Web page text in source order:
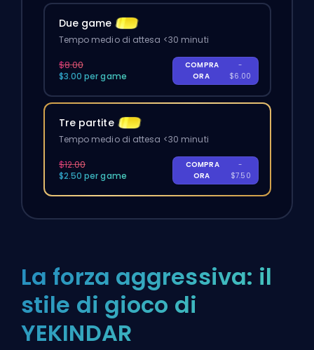
Due game
Tempo medio di attesa <30 minuti
$8.00
$3.00 per game
COMPRA
ORA
-
$6.00
Tre partite
Tempo medio di attesa <30 minuti
$12.00
$2.50 per game
COMPRA
ORA
-
$7.50
La forza aggressiva: il
stile di gioco di
YEKINDAR